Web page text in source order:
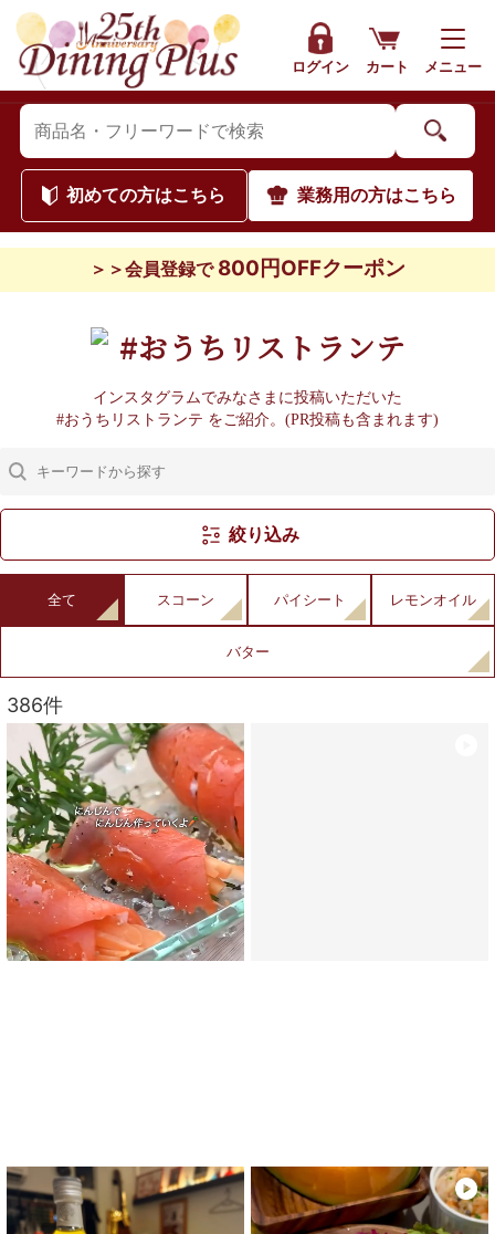
ログイン カート メニュー
初めての方はこちら 業務用の方はこちら
＞＞会員登録で 800円OFFクーポン
#おうちリストランテ
インスタグラムでみなさまに投稿いただいた
#おうちリストランテ をご紹介。(PR投稿も含まれます)
絞り込み
全て スコーン パイシート レモンオイル
バター
386件